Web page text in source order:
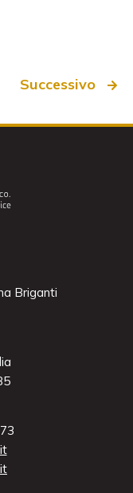
Successivo
Briganti